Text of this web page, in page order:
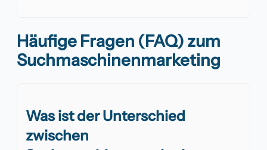
Häufige Fragen (FAQ) zum
Suchmaschinenmarketing
Was ist der Unterschied
zwischen